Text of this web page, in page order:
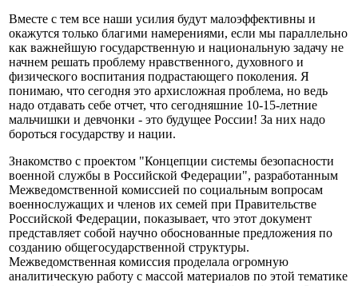
Вместе с тем все наши усилия будут малоэффективны и
окажутся только благими намерениями, если мы параллельно
как важнейшую государственную и национальную задачу не
начнем решать проблему нравственного, духовного и
физического воспитания подрастающего поколения. Я
понимаю, что сегодня это архисложная проблема, но ведь
надо отдавать себе отчет, что сегодняшние 10-15-летние
мальчишки и девчонки - это будущее России! За них надо
бороться государству и нации.
Знакомство с проектом "Концепции системы безопасности
военной службы в Российской Федерации", разработанным
Межведомственной комиссией по социальным вопросам
военнослужащих и членов их семей при Правительстве
Российской Федерации, показывает, что этот документ
представляет собой научно обоснованные предложения по
созданию общегосударственной структуры.
Межведомственная комиссия проделала огромную
аналитическую работу с массой материалов по этой тематике